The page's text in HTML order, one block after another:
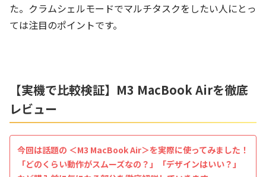
た。クラムシェルモードでマルチタスクをしたい人にとっ
ては注目のポイントです。
【実機で比較検証】M3 MacBook Airを徹底
レビュー
今回は話題の ＜M3 MacBook Air＞を実際に使ってみました！
「どのくらい動作がスムーズなの？」「デザインはいい？」